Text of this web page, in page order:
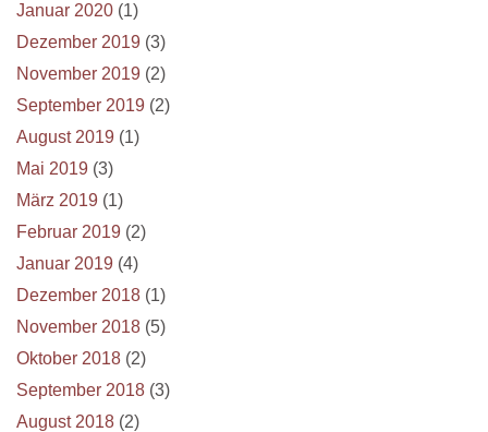
Januar 2020 (1)
Dezember 2019 (3)
November 2019 (2)
September 2019 (2)
August 2019 (1)
Mai 2019 (3)
März 2019 (1)
Februar 2019 (2)
Januar 2019 (4)
Dezember 2018 (1)
November 2018 (5)
Oktober 2018 (2)
September 2018 (3)
August 2018 (2)